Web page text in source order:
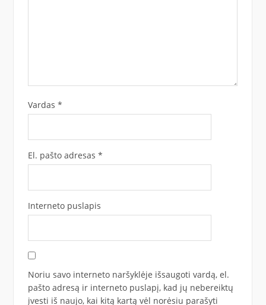
Vardas *
El. pašto adresas *
Interneto puslapis
Noriu savo interneto naršyklėje išsaugoti vardą, el.
pašto adresą ir interneto puslapį, kad jų nebereiktų
įvesti iš naujo, kai kitą kartą vėl norėsiu parašyti